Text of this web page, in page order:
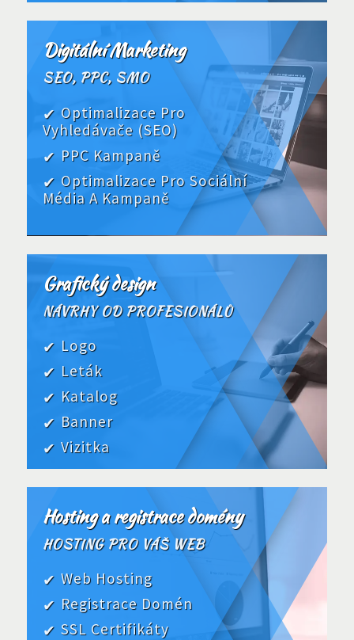
Digitální Marketing
SEO, PPC, SMO
Optimalizace Pro
Vyhledávače (SEO)
PPC Kampaně
Optimalizace Pro Sociální
Média A Kampaně
Grafický design
NÁVRHY OD PROFESIONÁLŮ
Logo
Leták
Katalog
Banner
Vizitka
Hosting a registrace domény
HOSTING PRO VÁŠ WEB
Web Hosting
Registrace Domén
SSL Certifikáty